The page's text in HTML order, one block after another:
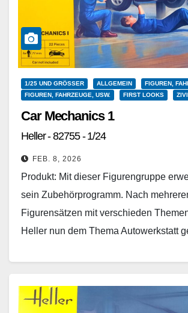
1/25 UND GRÖSSER ALLGEMEIN
FIGUREN,
FIGUREN, FAHRZEUGE, USW.
FIRST LOOKS
Car Mechanics 1
Heller - 82755 - 1/24
FEB. 8, 2026
Produkt: Mit dieser Figurengruppe
sein Zubehörprogramm. Nach
Figurensätzen mit verschieden
Heller nun dem Thema Autowerkstatt
Weiterlesen